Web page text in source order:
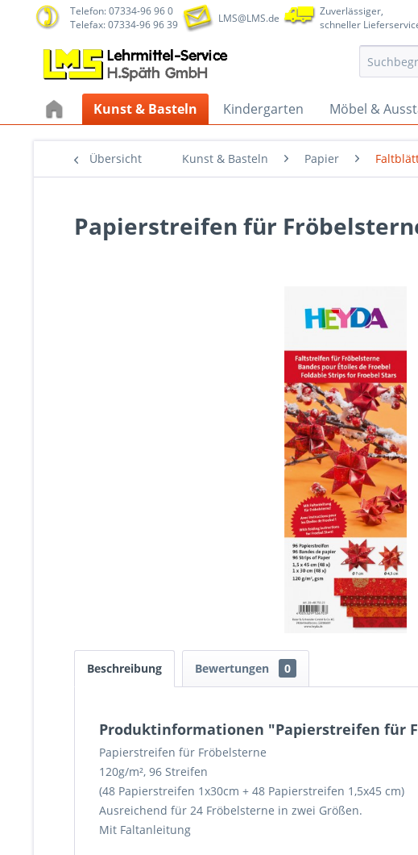
Telefon: 07334-96 96 0
Telefax: 07334-96 96 39
LMS@LMS.de
Zuverlässiger,
schneller
Kunst & Basteln Kindergarten Möbel &
Übersicht Kunst & Basteln Papier
Papierstreifen für
Beschreibung Bewertungen 0
Produktinformationen "Papierstreifen für
Papierstreifen für Fröbelsterne
120g/m², 96 Streifen
(48 Papierstreifen 1x30cm + 48 Papierstreifen 1,5x45 cm)
Ausreichend für 24 Fröbelsterne in zwei Größen.
Mit Faltanleitung